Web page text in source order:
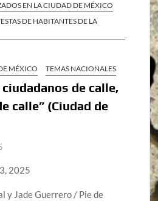
EN LA CIUDAD DE MÉXICO
DE HABITANTES DE LA
MÉXICO
TEMAS NACIONALES
de calle,
calle” (Ciudad de
2025
y Jade Guerrero / Pie de